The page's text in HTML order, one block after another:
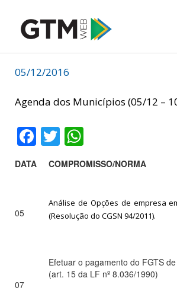
05/12/2016
Agenda dos Municípios (05/12 –
FacebookTwitter
DATA COMPROMISSO/NORMA
05
Análise de Opções de empresa
(Resolução do CGSN 94/2011).
07
Efetuar o pagamento do FGTS
(art. 15 da LF nº 8.036/1990)